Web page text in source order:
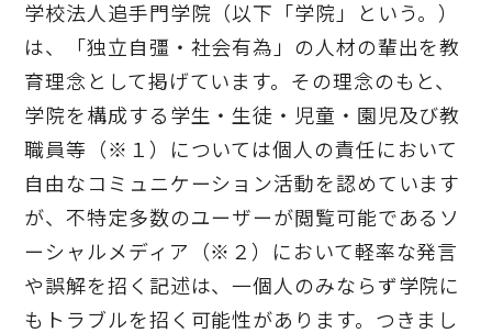
学校法人追手門学院（以下「学院」という。）
は、「独立自彊・社会有為」の人材の輩出を教
育理念として掲げています。その理念のもと、
学院を構成する学生・生徒・児童・園児及び教
職員等（※１）については個人の責任において
自由なコミュニケーション活動を認めています
が、不特定多数のユーザーが閲覧可能であるソ
ーシャルメディア（※２）において軽率な発言
や誤解を招く記述は、一個人のみならず学院に
もトラブルを招く可能性があります。つきまし